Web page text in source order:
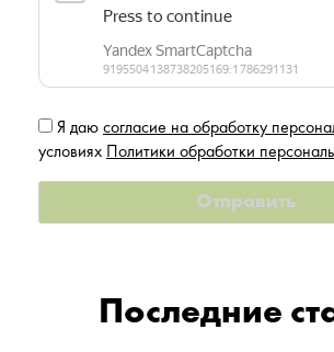
Я даю согласие на обработку
условиях Политики обработки
Последние